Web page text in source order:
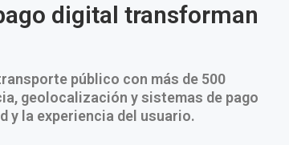
digital transforman
público con más de 500
geolocalización y sistemas de pago
y la experiencia del usuario.